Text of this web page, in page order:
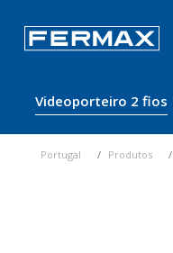
Videoporteiro 2 fios
Portugal Produtos